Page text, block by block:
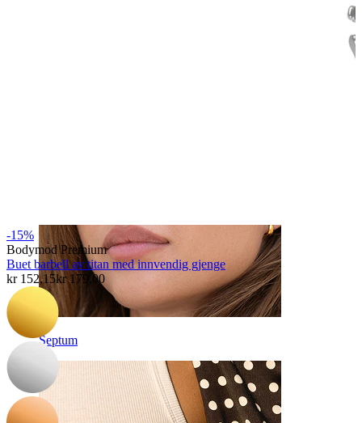
Septum
-15%
Bodymod Premium
Buet barbell av titan med innvendig gjenge
kr 152,15kr 179,00